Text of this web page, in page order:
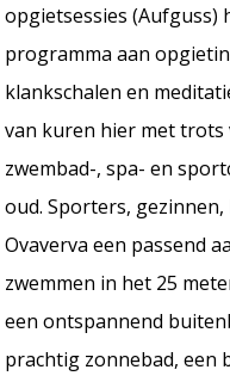
opgietsessies (Aufguss)
programma aan
klankschalen en
van kuren hier met
zwembad-, spa- en
oud. Sporters,
Ovaverva een passend
zwemmen in het 25
een ontspannend
prachtig zonnebad, een